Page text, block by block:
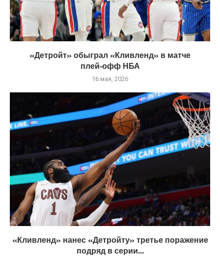
«Детройт» обыграл «Кливленд» в матче
плей‑офф НБА
16 мая, 2026
«Кливленд» нанес «Детройту» третье поражение
подряд в серии...